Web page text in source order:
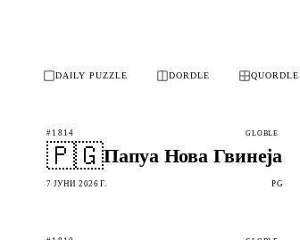
DAILY PUZZLE DORDLE QUORDLE
#1814 GLOBLE
🇵🇬Папуа Нова Гвинеја
7 ЈУНИ 2026 Г. PG